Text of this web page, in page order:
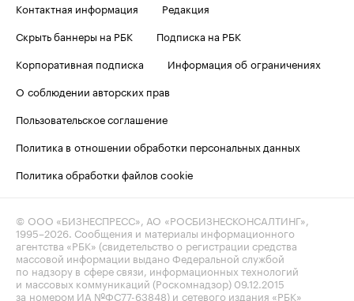
Контактная информация
Редакция
Скрыть баннеры на РБК
Подписка на РБК
Корпоративная подписка
Информация об ограничениях
О соблюдении авторских прав
Пользовательское соглашение
Политика в отношении обработки персональных данных
Политика обработки файлов cookie
© ООО «БИЗНЕСПРЕСС», АО «РОСБИЗНЕСКОНСАЛТИНГ»,
1995–2026. Сообщения и материалы информационного
агентства «РБК» (свидетельство о регистрации средства
массовой информации выдано Федеральной службой
по надзору в сфере связи, информационных технологий
и массовых коммуникаций (Роскомнадзор) 09.12.2015
за номером ИА №ФС77-63848) и сетевого издания «РБК»